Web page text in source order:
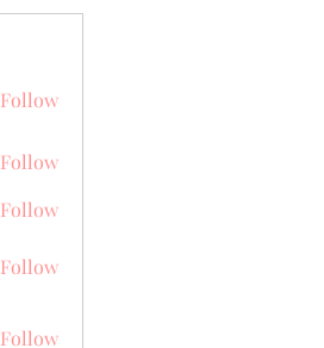
Follow
Follow
Follow
Follow
Follow